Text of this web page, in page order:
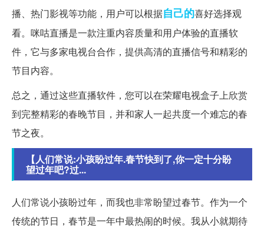
播、热门影视等功能，用户可以根据自己的喜好选择观
看。咪咕直播是一款注重内容质量和用户体验的直播软
件，它与多家电视台合作，提供高清的直播信号和精彩的
节目内容。
总之，通过这些直播软件，您可以在荣耀电视盒子上欣赏
到完整精彩的春晚节目，并和家人一起共度一个难忘的春
节之夜。
【人们常说:小孩盼过年.春节快到了,你一定十分盼
望过年吧?过...
人们常说小孩盼过年，而我也非常盼望过春节。作为一个
传统的节日，春节是一年中最热闹的时候。我从小就期待